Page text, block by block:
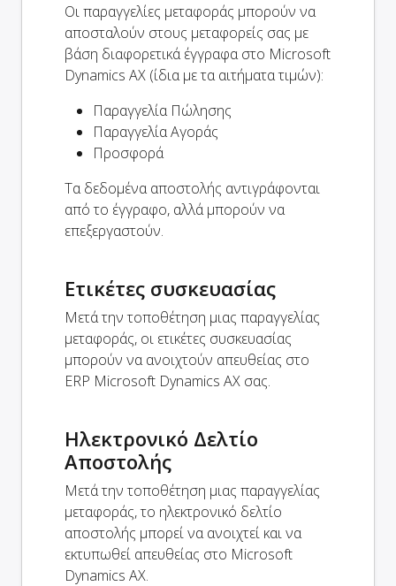
Οι παραγγελίες μεταφοράς μπορούν να
αποσταλούν στους μεταφορείς σας με
βάση διαφορετικά έγγραφα στο Microsoft
Dynamics AX (ίδια με τα αιτήματα τιμών):
Παραγγελία Πώλησης
Παραγγελία Αγοράς
Προσφορά
Τα δεδομένα αποστολής αντιγράφονται
από το έγγραφο, αλλά μπορούν να
επεξεργαστούν.
Ετικέτες συσκευασίας
Μετά την τοποθέτηση μιας παραγγελίας
μεταφοράς, οι ετικέτες συσκευασίας
μπορούν να ανοιχτούν απευθείας στο
ERP Microsoft Dynamics AX σας.
Ηλεκτρονικό Δελτίο
Αποστολής
Μετά την τοποθέτηση μιας παραγγελίας
μεταφοράς, το ηλεκτρονικό δελτίο
αποστολής μπορεί να ανοιχτεί και να
εκτυπωθεί απευθείας στο Microsoft
Dynamics AX.